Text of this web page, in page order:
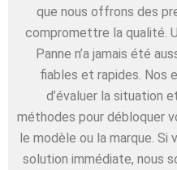
que nous offrons des
compromettre la qualité.
Panne n’a jamais été
fiables et rapides. Nos
d’évaluer la situation
méthodes pour débloquer
le modèle ou la marque. Si
solution immédiate, nous